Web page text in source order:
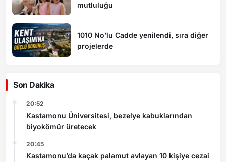
mutluluğu
1010 No’lu Cadde yenilendi, sıra diğer
projelerde
Son Dakika
20:52
Kastamonu Üniversitesi, bezelye kabuklarından
biyokömür üretecek
20:45
Kastamonu’da kaçak palamut avlayan 10 kişiye cezai